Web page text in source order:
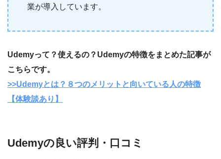
業が導入しています。
Udemyって？使えるの？Udemyの特徴をまとめた記事が
こちらです。
>>Udemyとは？８つのメリットと向いている人の特徴
【体験談あり】
Udemyの良い評判・口コミ